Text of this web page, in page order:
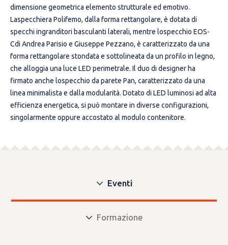
dimensione geometrica elemento strutturale ed emotivo.
Laspecchiera Polifemo, dalla forma rettangolare, è dotata di
specchi ingranditori basculanti laterali, mentre lospecchio EOS-
Cdi Andrea Parisio e Giuseppe Pezzano, è caratterizzato da una
forma rettangolare stondata e sottolineata da un profilo in legno,
che alloggia una luce LED perimetrale. Il duo di designer ha
firmato anche lospecchio da parete Pan, caratterizzato da una
linea minimalista e dalla modularità. Dotato di LED luminosi ad alta
efficienza energetica, si può montare in diverse configurazioni,
singolarmente oppure accostato al modulo contenitore.
Eventi
Formazione